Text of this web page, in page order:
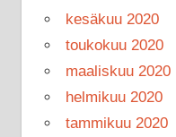
kesäkuu 2020
toukokuu 2020
maaliskuu 2020
helmikuu 2020
tammikuu 2020